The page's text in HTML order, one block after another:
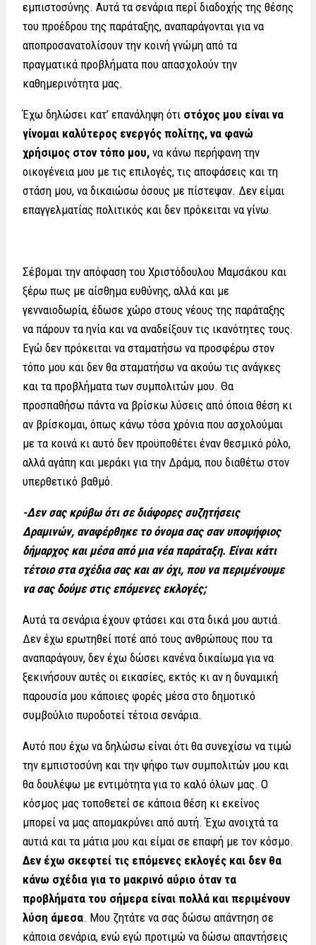
εμπιστοσύνης. Αυτά τα σενάρια περί διαδοχής της θέσης
του προέδρου της παράταξης, αναπαράγονται για να
αποπροσανατολίσουν την κοινή γνώμη από τα
πραγματικά προβλήματα που απασχολούν την
καθημερινότητα μας.
Έχω δηλώσει κατ’ επανάληψη ότι στόχος μου είναι να
γίνομαι καλύτερος ενεργός πολίτης, να φανώ
χρήσιμος στον τόπο μου, να κάνω περήφανη την
οικογένεια μου με τις επιλογές, τις αποφάσεις και τη
στάση μου, να δικαιώσω όσους με πίστεψαν. Δεν είμαι
επαγγελματίας πολιτικός και δεν πρόκειται να γίνω.
Σέβομαι την απόφαση του Χριστόδουλου Μαμσάκου και
ξέρω πως με αίσθημα ευθύνης, αλλά και με
γενναιοδωρία, έδωσε χώρο στους νέους της παράταξης
να πάρουν τα ηνία και να αναδείξουν τις ικανότητες τους.
Εγώ δεν πρόκειται να σταματήσω να προσφέρω στον
τόπο μου και δεν θα σταματήσω να ακούω τις ανάγκες
και τα προβλήματα των συμπολιτών μου. Θα
προσπαθήσω πάντα να βρίσκω λύσεις από όποια θέση κι
αν βρίσκομαι, όπως κάνω τόσα χρόνια που ασχολούμαι
με τα κοινά κι αυτό δεν προϋποθέτει έναν θεσμικό ρόλο,
αλλά αγάπη και μεράκι για την Δράμα, που διαθέτω στον
υπερθετικό βαθμό.
-Δεν σας κρύβω ότι σε διάφορες συζητήσεις
Δραμινών, αναφέρθηκε το όνομα σας σαν υποψήφιος
δήμαρχος και μέσα από μια νέα παράταξη. Είναι κάτι
τέτοιο στα σχέδια σας και αν όχι, που να περιμένουμε
να σας δούμε στις επόμενες εκλογές;
Αυτά τα σενάρια έχουν φτάσει και στα δικά μου αυτιά.
Δεν έχω ερωτηθεί ποτέ από τους ανθρώπους που τα
αναπαράγουν, δεν έχω δώσει κανένα δικαίωμα για να
ξεκινήσουν αυτές οι εικασίες, εκτός κι αν η δυναμική
παρουσία μου κάποιες φορές μέσα στο δημοτικό
συμβούλιο πυροδοτεί τέτοια σενάρια.
Αυτό που έχω να δηλώσω είναι ότι θα συνεχίσω να τιμώ
την εμπιστοσύνη και την ψήφο των συμπολιτών μου και
θα δουλέψω με εντιμότητα για το καλό όλων μας. Ο
κόσμος μας τοποθετεί σε κάποια θέση κι εκείνος
μπορεί να μας απομακρύνει από αυτή. Έχω ανοιχτά τα
αυτιά και τα μάτια μου και είμαι σε επαφή με τον κόσμο.
Δεν έχω σκεφτεί τις επόμενες εκλογές και δεν θα
κάνω σχέδια για το μακρινό αύριο όταν τα
προβλήματα του σήμερα είναι πολλά και περιμένουν
λύση άμεσα. Μου ζητάτε να σας δώσω απάντηση σε
κάποια σενάρια, ενώ εγώ προτιμώ να δώσω απαντήσεις